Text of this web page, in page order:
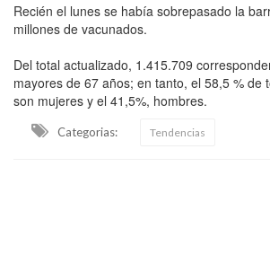
Recién el lunes se había sobrepasado la
millones de vacunados.
Del total actualizado, 1.415.709
mayores de 67 años; en tanto, el 58,5 % de
son mujeres y el 41,5%, hombres.
Categorias: Tendencias